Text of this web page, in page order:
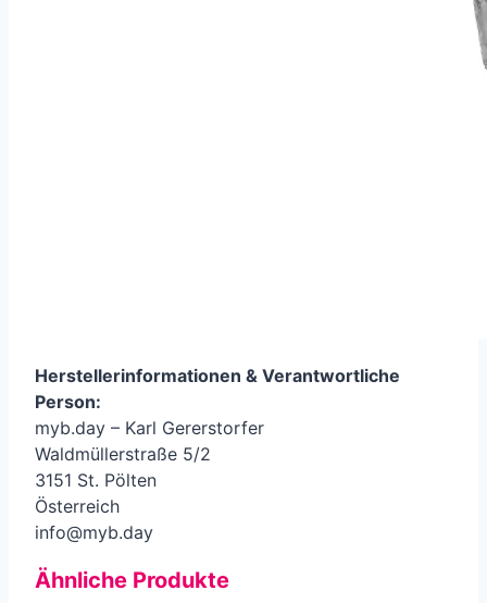
Herstellerinformationen & Verantwortliche
Person:
myb.day – Karl Gererstorfer
Waldmüllerstraße 5/2
3151 St. Pölten
Österreich
info@myb.day
Ähnliche Produkte